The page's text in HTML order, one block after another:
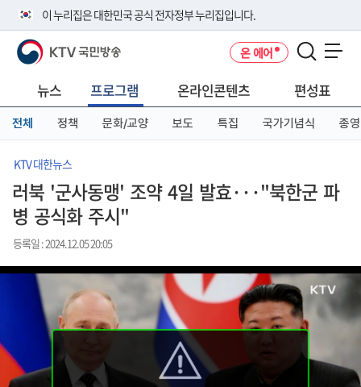
이 누리집은 대한민국 공식 전자정부 누리집입니다.
공식 누리집 주소 확인하기
니다.
이밖에 or.kr 또는 .kr등 다른 도메인 주소를 사용하고 있다면 아래 URL에
서 도메인 주소를 확인해 보세요
KTV 국민방송 온 에어
뉴스 프로그램 온라인콘텐츠 편성표
전체 정책 문화/교양 보도 특집 국가기념식 종영
KTV 대한뉴스
러북 '군사동맹' 조약 4일 발효···"북한군 파
병 공식화 주시"
등록일 : 2024.12.05 20:05